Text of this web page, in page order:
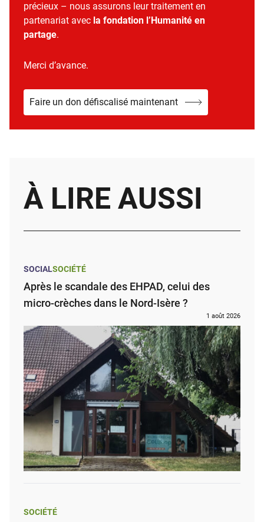
précieux – nous assurons leur traitement en
partenariat avec la fondation l’Humanité en
partage.
Merci d’avance.
Faire un don défiscalisé maintenant
À LIRE AUSSI
SOCIALSOCIÉTÉ
Après le scandale des EHPAD, celui des
micro-crèches dans le Nord-Isère ?
1 août 2026
SOCIÉTÉ